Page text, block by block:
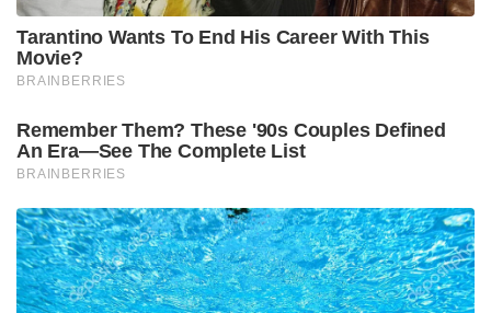
Tarantino Wants To End His Career With This
Movie?
BRAINBERRIES
Remember Them? These '90s Couples Defined
An Era—See The Complete List
BRAINBERRIES